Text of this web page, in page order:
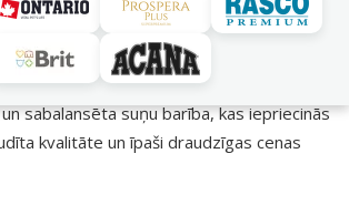
suņiem – uzturs veselīgākai dzīvei!
sabalansēta suņu barība, kas iepriecinās
kvalitāte un īpaši draudzīgas cenas